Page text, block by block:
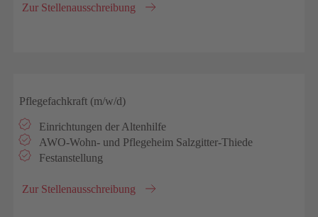
Zur Stellenausschreibung
Pflegefachkraft (m/w/d)
Einrichtungen der Altenhilfe
AWO-Wohn- und Pflegeheim Salzgitter-Thiede
Festanstellung
Zur Stellenausschreibung